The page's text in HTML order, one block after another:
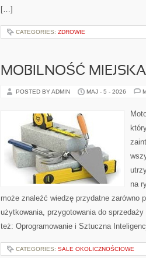
[…]
CATEGORIES: ZDROWIE
MOBILNOŚĆ
POSTED BY ADMIN MAJ - 5 - 2026
na
może znaleźć wiedzę przydatne zarówno
użytkowania, przygotowania do
też: Oprogramowanie i Sztuczna
CATEGORIES: SALE OKOLICZNOŚCIOWE